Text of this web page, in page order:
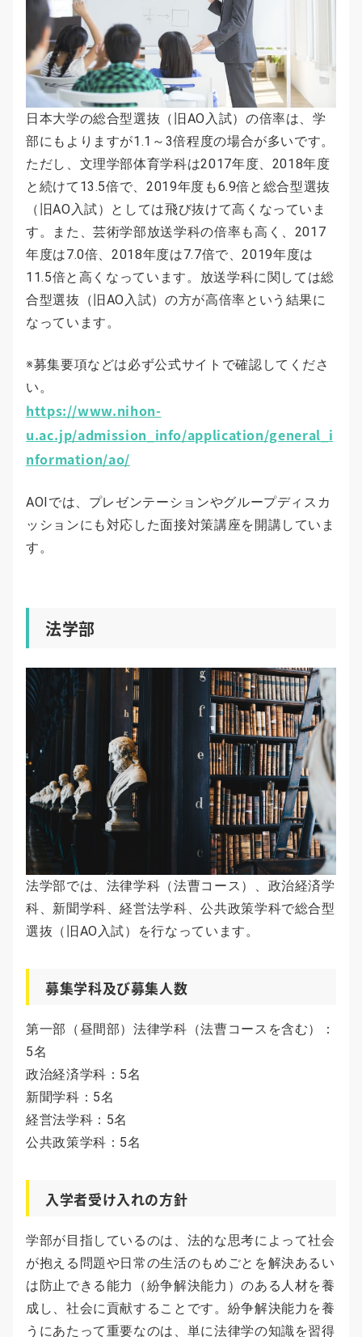
日本大学の総合型選抜（旧AO入試）の倍率は、学
部にもよりますが1.1～3倍程度の場合が多いです。
ただし、文理学部体育学科は2017年度、2018年度
と続けて13.5倍で、2019年度も6.9倍と総合型選抜
（旧AO入試）としては飛び抜けて高くなっていま
す。また、芸術学部放送学科の倍率も高く、2017
年度は7.0倍、2018年度は7.7倍で、2019年度は
11.5倍と高くなっています。放送学科に関しては総
合型選抜（旧AO入試）の方が高倍率という結果に
なっています。
※募集要項などは必ず公式サイトで確認してくださ
い。
https://www.nihon-
u.ac.jp/admission_info/application/general_i
nformation/ao/
AOIでは、プレゼンテーションやグループディスカ
ッションにも対応した面接対策講座を開講していま
す。
法学部
法学部では、法律学科（法曹コース）、政治経済学
科、新聞学科、経営法学科、公共政策学科で総合型
選抜（旧AO入試）を行なっています。
募集学科及び募集人数
第一部（昼間部）法律学科（法曹コースを含む）：
5名
政治経済学科：5名
新聞学科：5名
経営法学科：5名
公共政策学科：5名
入学者受け入れの方針
学部が目指しているのは、法的な思考によって社会
が抱える問題や日常の生活のもめごとを解決あるい
は防止できる能力（紛争解決能力）のある人材を養
成し、社会に貢献することです。紛争解決能力を養
うにあたって重要なのは、単に法律学の知識を習得